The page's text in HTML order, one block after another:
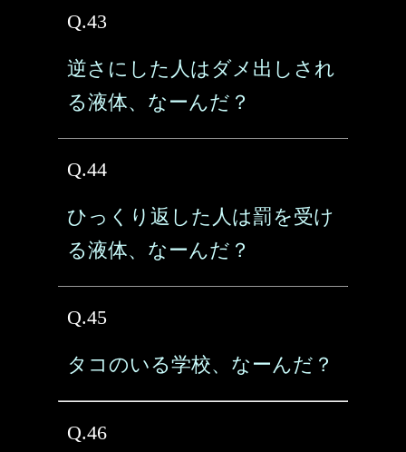
Q.43
逆さにした人はダメ出しされ
る液体、なーんだ？
Q.44
ひっくり返した人は罰を受け
る液体、なーんだ？
Q.45
タコのいる学校、なーんだ？
Q.46